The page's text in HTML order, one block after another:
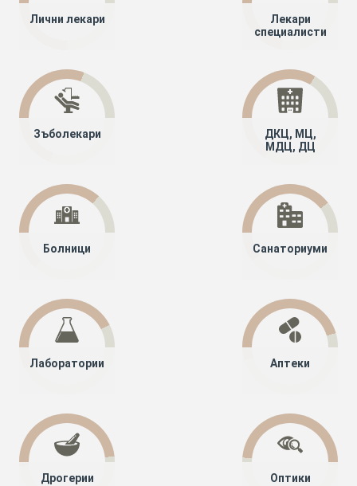
Лични лекари
Лекари
специалисти
Зъболекари
ДКЦ, МЦ,
МДЦ, ДЦ
Болници Санаториуми
Лаборатории Аптеки
Дрогерии Оптики